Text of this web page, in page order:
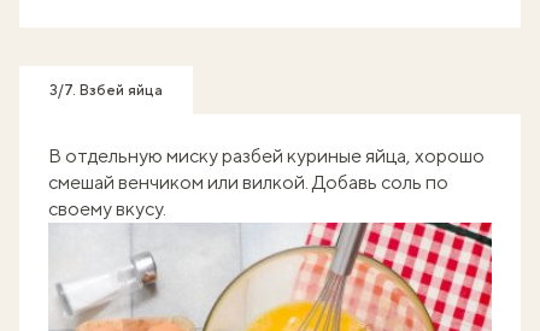
3/7. Взбей яйца
В отдельную миску разбей куриные яйца, хорошо
смешай венчиком или вилкой. Добавь соль по
своему вкусу.